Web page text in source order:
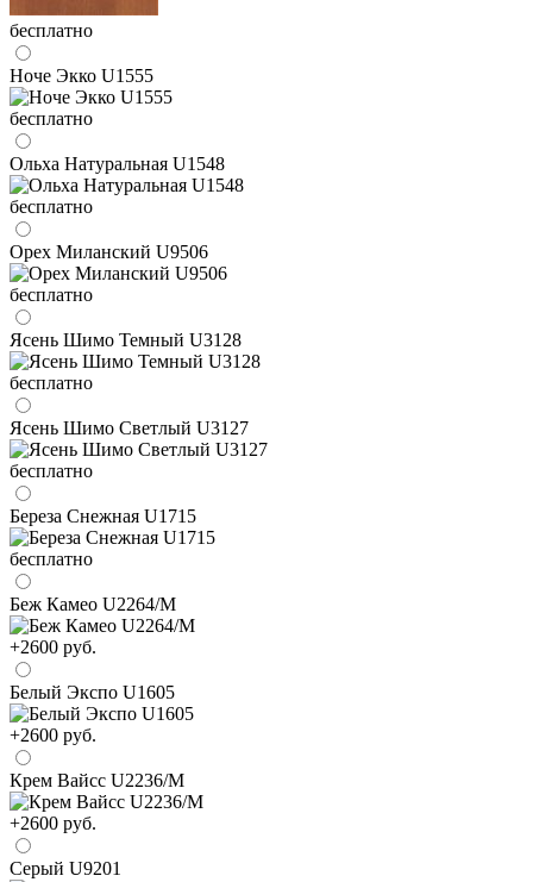
бесплатно
Ноче Экко U1555
бесплатно
Ольха Натуральная U1548
бесплатно
Орех Миланский U9506
бесплатно
Ясень Шимо Темный U3128
бесплатно
Ясень Шимо Светлый U3127
бесплатно
Береза Снежная U1715
бесплатно
Беж Камео U2264/М
+2600 руб.
Белый Экспо U1605
+2600 руб.
Крем Вайсс U2236/М
+2600 руб.
Серый U9201